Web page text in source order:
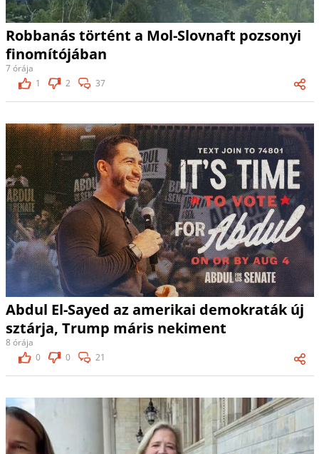
Robbanás történt a Mol-Slovnaft pozsonyi
finomítójában
7 órája
1
2 37
Abdul El-Sayed az amerikai demokraták új
sztárja, Trump máris nekiment
8 órája
0
0 21